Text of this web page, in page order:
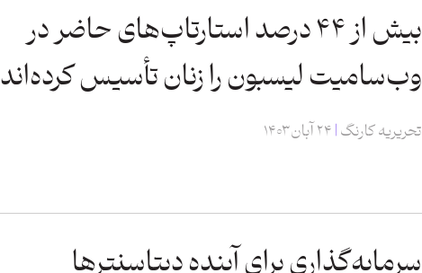
بیش از ۴۴ درصد استارتاپ‌های حاضر در
وب‌سامیت لیسبون را زنان تأسیس کرده‌اند
تحریریه کارنگ ۲۴ آبان ۱۴۰۳
سرمایه‌گذاری برای آینده دیتاسنترها